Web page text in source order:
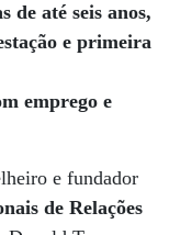
de até seis anos,
e primeira
emprego e
e fundador
de Relações